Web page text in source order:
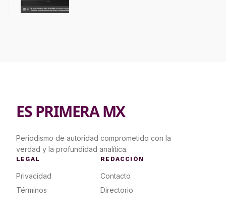
ES PRIMERA MX
Periodismo de autoridad comprometido con la
verdad y la profundidad analítica.
LEGAL
Privacidad
Términos
REDACCIÓN
Contacto
Directorio